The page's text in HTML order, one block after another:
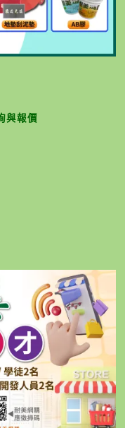
與報價